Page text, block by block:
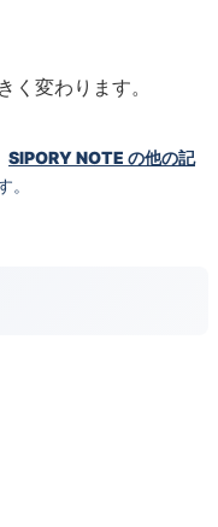
く変わります。
SIPORY NOTE の他の記
。